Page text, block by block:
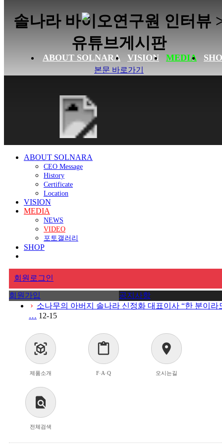
솔나라 바이오연구원 인터뷰
유튜브게시판
본문 바로가기
ABOUT SOLNARA VISION MEDIA
ABOUT SOLNARA
CEO Message
History
Certificate
Location
VISION
MEDIA
NEWS
VIDEO
포토갤러리
SHOP
회원로그인
회원가입 공지사항
chevron_right
소나무의 아버지 솔나라 신정화 대표이사 “한 분이라
… 12-15
view_in_ar
제품소개
content_paste
F·A·Q
location_on
오시는길
find_in_page
전체검색